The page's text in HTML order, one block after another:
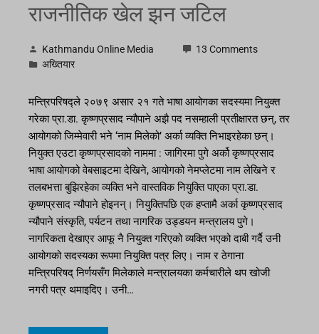
राजनीतिक खेल झन जटिल
Kathmandu Online Media
13 Comments
अख्तियार
मन्त्रिपरिषद्ले २०७९ असार २१ गते भाषा आयोगका सदस्यमा नियुक्त
गरेका प्रा.डा. कृष्णप्रसाद न्यौपाने अझै पद नसम्हाली प्रतीक्षारत छन्, तर
आयोगको जिम्मेवारी भने ‘नाम मिलेको’ अर्का व्यक्ति निभाइरहेका छन्।
नियुक्त एउटा कृष्णप्रसादको नाममा : जागिरमा पुगे अर्को कृष्णप्रसाद
भाषा आयोगको वेबसाइटमा देखिने, आयोगको नेमप्लेटमा नाम लेखिने र
तलबभत्ता बुझिरहेका व्यक्ति भने वास्तविक नियुक्ति पाएका प्रा.डा.
कृष्णप्रसाद न्यौपाने होइनन्। नियुक्तिपछि एक हप्तामै अर्का कृष्णप्रसाद
न्यौपाने संस्कृति, पर्यटन तथा नागरिक उड्डयन मन्त्रालय पुगे।
नागरिकता देखाएर आफू नै नियुक्त गरिएको व्यक्ति भएको दाबी गर्दै उनी
आयोगको सदस्यका रूपमा नियुक्ति पत्र लिए। नाम र ठेगाना
मन्त्रिपरिषद् निर्णयसँग मिलेकाले मन्त्रालयका कर्मचारीले थप खोजी
नगरी पत्र थमाइदिए। उनी…